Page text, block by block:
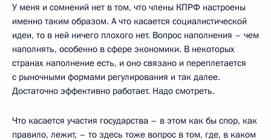
У меня и сомнений нет в том, что члены КПРФ настроены
именно таким образом. А что касается социалистической
идеи, то в ней ничего плохого нет. Вопрос наполнения – чем
наполнять, особенно в сфере экономики. В некоторых
странах наполнение есть, и оно связано и переплетается
с рыночными формами регулирования и так далее.
Достаточно эффективно работает. Надо смотреть.
Что касается участия государства – в этом как бы спор, как
правило, лежит, – то здесь тоже вопрос в том, где, в каком